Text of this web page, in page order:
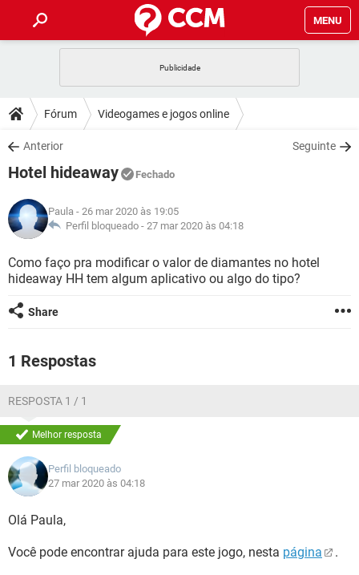
MENU
CELULAR FACEBOOK
OUTLOOK
INSTAGRAM
GUIA DE COMPRAS
DICAS
JOGOS WHATSAPP
INSTAGRAM
GUIA DE COMPRAS
DOWNLOADS
JOGOS
CELULAR
OUTLOOK EXCEL
INSTAGRAM GMAIL
GUIA DE COMPRAS
JOGOS
CELULAR
OUTLOOK EXCEL
GLOSSÁRIO
WHATSAPP
CELULAR FACEBOOK
OUTLOOK
GUIA DE COMPRAS
Fórum Videogames e jogos online
Anterior Seguinte
Hotel hideaway Fechado
Paula - 26 mar 2020 às 19:05
Perfil bloqueado - 27 mar 2020 às 04:18
Como faço pra modificar o valor de diamantes no hotel
hideaway HH tem algum aplicativo ou algo do tipo?
Share
1 Respostas
RESPOSTA 1 / 1
Melhor resposta
Perfil bloqueado
27 mar 2020 às 04:18
Olá Paula,
Você pode encontrar ajuda para este jogo, nesta página .